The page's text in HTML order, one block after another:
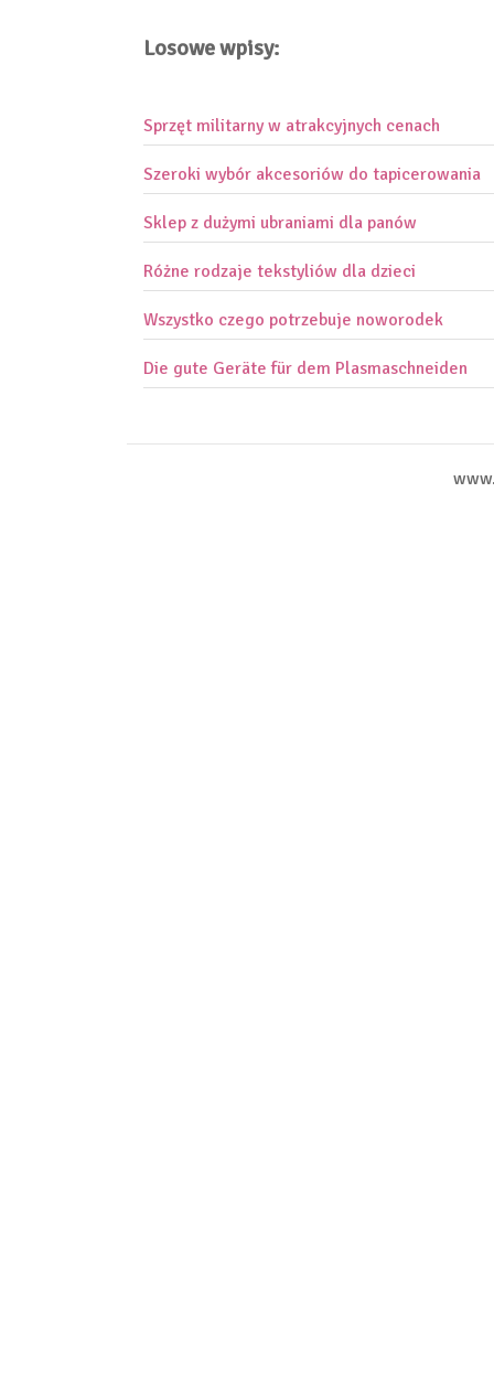
Losowe wpisy:
Sprzęt militarny w atrakcyjnych cenach
Szeroki wybór akcesoriów do tapicerowania
Sklep z dużymi ubraniami dla panów
Różne rodzaje tekstyliów dla dzieci
Wszystko czego potrzebuje noworodek
Die gute Geräte für dem Plasmaschneiden